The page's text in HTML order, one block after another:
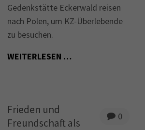
Gedenkstätte Eckerwald reisen
nach Polen, um KZ-Überlebende
zu besuchen.
WEITERLESEN …
0
Frieden und
Freundschaft als